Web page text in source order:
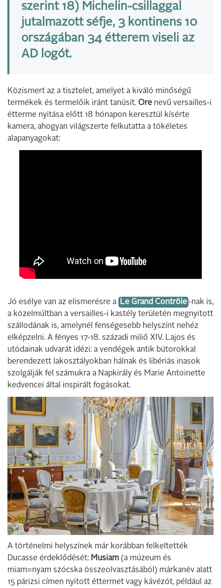
szerint 18) Michelin-csillaggal
jutalmazott séfje, 3 kontinens 10
országában 34 étterem viseli az
AD logót.
Közismert az a tisztelet, amelyet a kiváló minőségű
termékek és termelőik iránt tanúsít. Ore nevű versailles-i
étterme nyitása előtt 18 hónapon keresztül kísérte
kamera, ahogyan világszerte felkutatta a tökéletes
alapanyagokat:
Jó esélye van az elismerésre a Le Grand Contrôle-nak is,
a közelmúltban a versailles-i kastély területén megnyitott
szállodának is, amelynél fenségesebb helyszínt nehéz
elképzelni. A fényes 17-18. századi miliő XIV. Lajos és
utódainak udvarát idézi: a vendégek antik bútorokkal
berendezett lakosztályokban hálnak és libériás inasok
szolgálják fel számukra a Napkirály és Marie Antoinette
kedvencei által inspirált fogásokat.
A történelmi helyszínek már korábban felkeltették
Ducasse érdeklődését: Musiam (a múzeum és
miam=nyam szócska összeolvasztásából) márkanév alatt
15 párizsi címen nyitott éttermet vagy kávézót, például az